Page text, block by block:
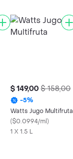
$ 149,00 $ 158,00
-5%
Watts Jugo Multifruta
($0.0994/ml)
1 X 1.5 L